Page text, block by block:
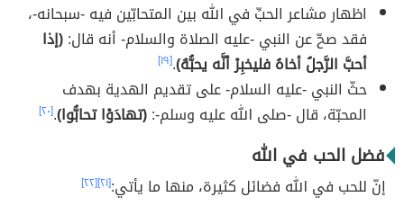
اظهار مشاعر الحبِّ في الله بين المتحابّين فيه -سبحانه-،
فقد صحّ عن النبي -عليه الصلاة والسلام- أنه قال:(إذا
أحبَّ الرَّجلُ أخاهُ فليخبِرْ أنَّه يحبُّهُ).[١٩]
حثّ النبي -عليه السلام- على تقديم الهدية بهدف
المحبّة، قال -صلى الله عليه وسلم-:(تهادَوْا تحابُّوا).[٢٠]
فضل الحب في الله
إنّ للحب في الله فضائل كثيرة، منها ما يأتي:[٢١] [٢٢]